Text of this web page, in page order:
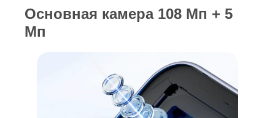
Основная камера 108 Мп + 5
Мп